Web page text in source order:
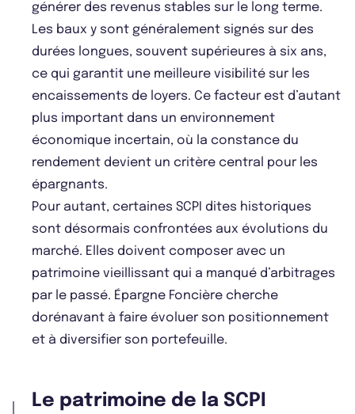
générer des revenus stables sur le long terme.
Les baux y sont généralement signés sur des
durées longues, souvent supérieures à six ans,
ce qui garantit une meilleure visibilité sur les
encaissements de loyers. Ce facteur est d’autant
plus important dans un environnement
économique incertain, où la constance du
rendement devient un critère central pour les
épargnants.
Pour autant, certaines SCPI dites historiques
sont désormais confrontées aux évolutions du
marché. Elles doivent composer avec un
patrimoine vieillissant qui a manqué d’arbitrages
par le passé. Épargne Foncière cherche
dorénavant à faire évoluer son positionnement
et à diversifier son portefeuille.
Le patrimoine de la SCPI